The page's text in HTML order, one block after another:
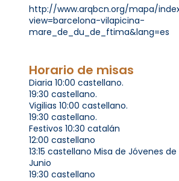
http://www.arqbcn.org/mapa/
view=barcelona-vilapicina-
mare_de_du_de_ftima&lang=es
Horario de misas
Diaria 10:00 castellano.
19:30 castellano.
Vigilias 10:00 castellano.
19:30 castellano.
Festivos 10:30 catalán
12:00 castellano
13:15 castellano Misa de Jóvenes
Junio
19:30 castellano